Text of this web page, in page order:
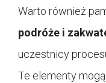
Warto również
podróże i
uczestnicy
Te elementy